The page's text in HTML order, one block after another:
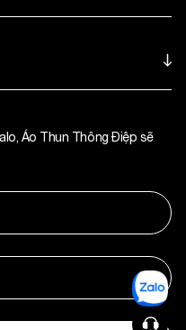
Áo Thun Thông Điệp sẽ